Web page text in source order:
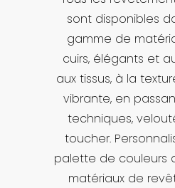
sont disponibles
gamme de
cuirs, élégants et
aux tissus, à la
vibrante, en
techniques,
toucher.
palette de couleurs
matériaux de